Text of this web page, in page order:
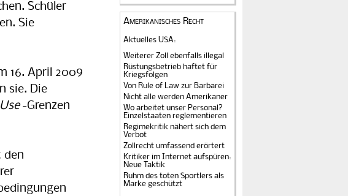
Schüler
Sie
16. April 2009
sie. Die
-Grenzen
den
Amerikanisches Recht
Aktuelles USA:
Weiterer Zoll ebenfalls illegal
Rüstungsbetrieb haftet für
Kriegsfolgen
Von Rule of Law zur Barbarei
Nicht alle werden Amerikaner
Wo arbeitet unser Personal?
Einzelstaaten reglementieren
Regimekritik nähert sich dem
Verbot
Zollrecht umfassend erörtert
Kritiker im Internet aufspüren:
Neue Taktik
Ruhm des toten Sportlers als
Marke geschützt